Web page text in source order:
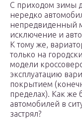
С приходом зимы
нередко
непредвиденный
исключение и
К тому же,
только на
модели
эксплуатацию
покрытием
пределах). Как же
автомобилей в
застрял?